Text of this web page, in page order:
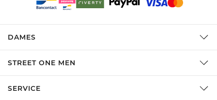
DAMES
STREET ONE MEN
SERVICE